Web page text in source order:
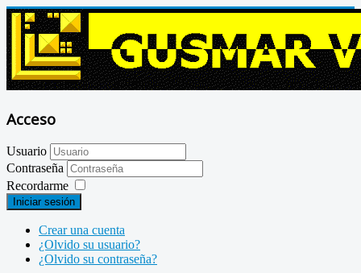
Acceso
Usuario
Contraseña
Recordarme
Iniciar sesión
Crear una cuenta
¿Olvido su usuario?
¿Olvido su contraseña?